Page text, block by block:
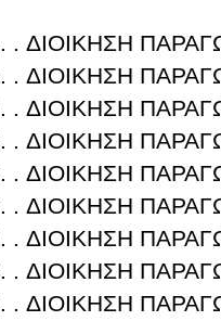
. ΔΙΟΙΚΗΣΗ
. ΔΙΟΙΚΗΣΗ
. ΔΙΟΙΚΗΣΗ
. ΔΙΟΙΚΗΣΗ
. ΔΙΟΙΚΗΣΗ
. ΔΙΟΙΚΗΣΗ
. ΔΙΟΙΚΗΣΗ
. ΔΙΟΙΚΗΣΗ
. ΔΙΟΙΚΗΣΗ